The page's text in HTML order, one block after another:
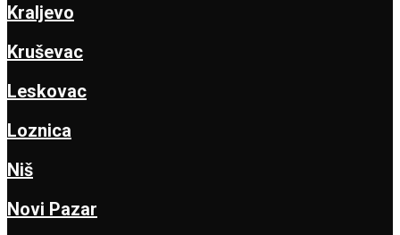
Kraljevo
Kruševac
Leskovac
Loznica
Niš
Novi Pazar